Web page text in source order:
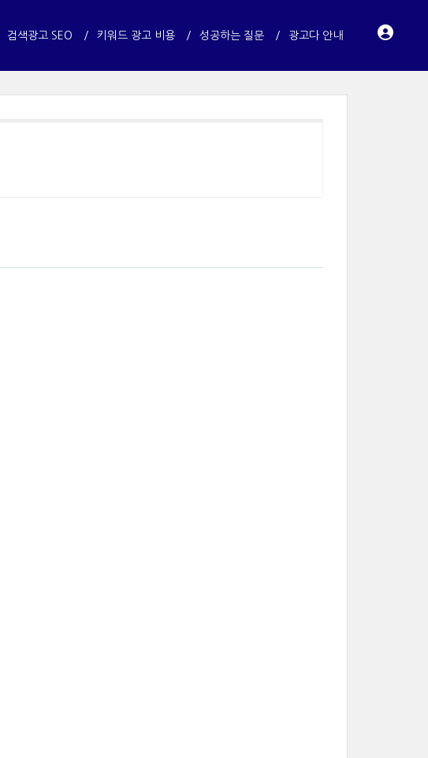
검색광고 SEO 키워드 광고 비용 성공하는 질문 광고다 안내